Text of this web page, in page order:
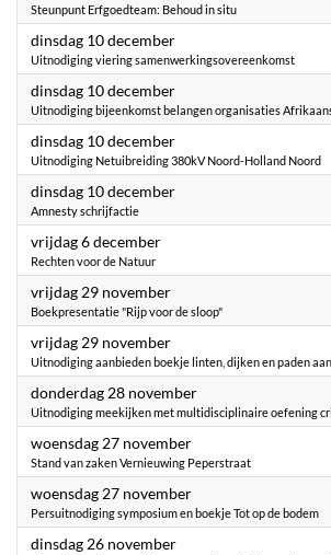
Steunpunt Erfgoedteam: Behoud in situ
dinsdag 10 december2024
Uitnodiging viering samenwerkingsovereenkomst
dinsdag 10 december2024
Uitnodiging bijeenkomst belangen organisaties
dinsdag 10 december2024
Uitnodiging Netuibreiding 380kV Noord-Holland Noord
dinsdag 10 december2024
Amnesty schrijfactie
vrijdag 6 december2024
Rechten voor de Natuur
vrijdag 29 november2024
Boekpresentatie "Rijp voor de sloop"
vrijdag 29 november2024
Uitnodiging aanbieden boekje linten, dijken en paden
donderdag 28 november2024
Uitnodiging meekijken met multidisciplinaire oefening
woensdag 27 november2024
Stand van zaken Vernieuwing Peperstraat
woensdag 27 november2024
Persuitnodiging symposium en boekje Tot op de bodem
dinsdag 26 november2024